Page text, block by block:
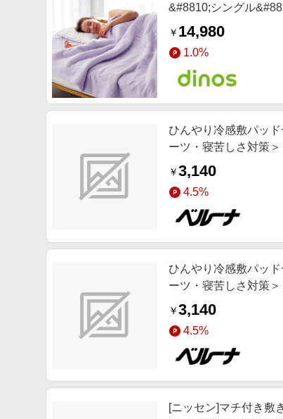
&#8810;シングル
￥ 14,980
1.0%
ひんやり冷感敷パッ
ーツ・寝苦しさ対策
感 SNS,インテリア,
￥3,140
4.5%
ひんやり冷感敷パッ
ーツ・寝苦しさ対策
テリア,お薦め商品,ロ
￥3,140
4.5%
[ニッセン]マチ付き敷